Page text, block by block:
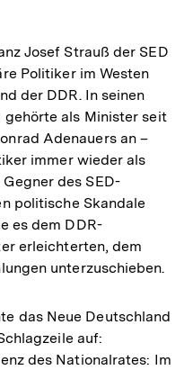
Josef Strauß der SED
Politiker im Westen
der DDR. In seinen
als Minister seit
Adenauers an –
immer wieder als
des SED-
politische Skandale
es dem DDR-
erleichterten, dem
unterzuschieben.
das Neue Deutschland
auf:
des Nationalrates: Im